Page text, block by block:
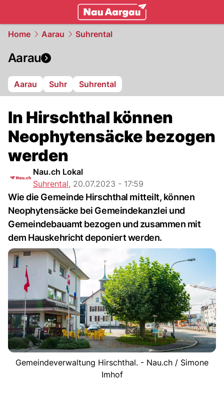
Home Aarau Suhrental
Aarau
Aarau Suhr Suhrental
In Hirschthal können
Neophytensäcke bezogen
werden
Nau.ch Lokal
Suhrental, 20.07.2023 - 17:59
Wie die Gemeinde Hirschthal mitteilt, können
Neophytensäcke bei Gemeindekanzlei und
Gemeindebauamt bezogen und zusammen mit
dem Hauskehricht deponiert werden.
Gemeindeverwaltung Hirschthal. - Nau.ch / Simone
Imhof